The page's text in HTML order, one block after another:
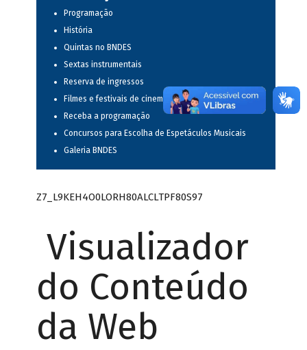
Programação
História
Quintas no BNDES
Sextas instrumentais
Reserva de ingressos
Filmes e festivais de cinema
Receba a programação
Concursos para Escolha de Espetáculos Musicais
Galeria BNDES
Z7_L9KEH4O0LORH80ALCLTPF80S97
Visualizador
do Conteúdo
da Web